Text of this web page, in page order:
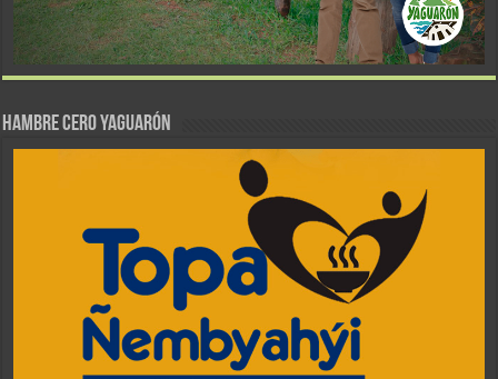
Hambre Cero Yaguarón